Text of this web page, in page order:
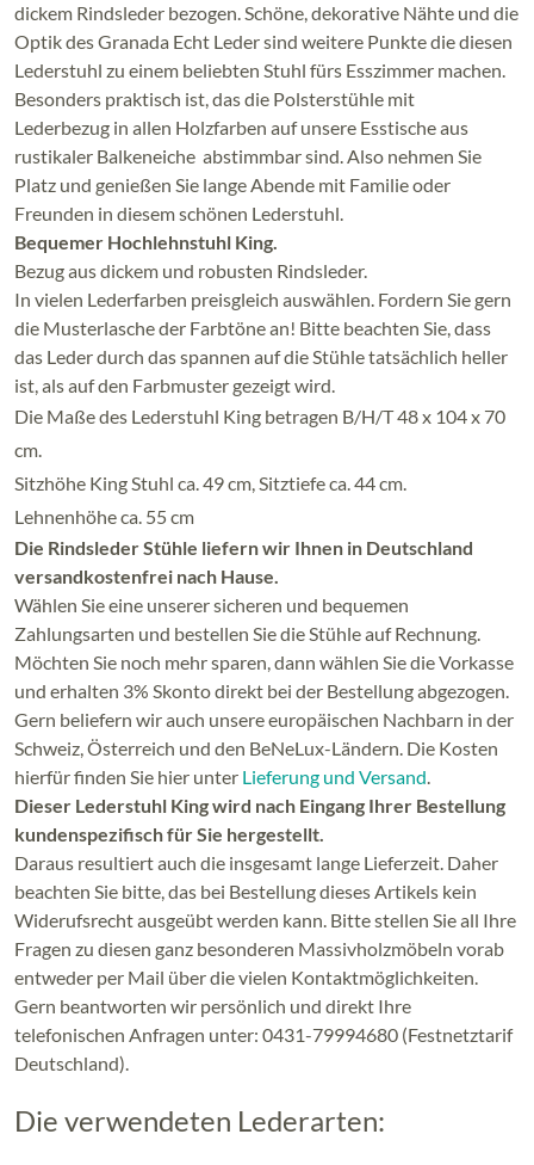
dickem Rindsleder bezogen. Schöne, dekorative Nähte und die
Optik des Granada Echt Leder sind weitere Punkte die diesen
Lederstuhl zu einem beliebten Stuhl fürs Esszimmer machen.
Besonders praktisch ist, das die Polsterstühle mit
Lederbezug in allen Holzfarben auf unsere Esstische aus
rustikaler Balkeneiche abstimmbar sind. Also nehmen Sie
Platz und genießen Sie lange Abende mit Familie oder
Freunden in diesem schönen Lederstuhl.
Bequemer Hochlehnstuhl King.
Bezug aus dickem und robusten Rindsleder.
In vielen Lederfarben preisgleich auswählen. Fordern Sie gern
die Musterlasche der Farbtöne an! Bitte beachten Sie, dass
das Leder durch das spannen auf die Stühle tatsächlich heller
ist, als auf den Farbmuster gezeigt wird.
Die Maße des Lederstuhl King betragen B/H/T 48 x 104 x 70
cm.
Sitzhöhe King Stuhl ca. 49 cm, Sitztiefe ca. 44 cm.
Lehnenhöhe ca. 55 cm
Die Rindsleder Stühle liefern wir Ihnen in Deutschland
versandkostenfrei nach Hause.
Wählen Sie eine unserer sicheren und bequemen
Zahlungsarten und bestellen Sie die Stühle auf Rechnung.
Möchten Sie noch mehr sparen, dann wählen Sie die Vorkasse
und erhalten 3% Skonto direkt bei der Bestellung abgezogen.
Gern beliefern wir auch unsere europäischen Nachbarn in der
Schweiz, Österreich und den BeNeLux-Ländern. Die Kosten
hierfür finden Sie hier unter Lieferung und Versand.
Dieser Lederstuhl King wird nach Eingang Ihrer Bestellung
kundenspezifisch für Sie hergestellt.
Daraus resultiert auch die insgesamt lange Lieferzeit. Daher
beachten Sie bitte, das bei Bestellung dieses Artikels kein
Widerufsrecht ausgeübt werden kann. Bitte stellen Sie all Ihre
Fragen zu diesen ganz besonderen Massivholzmöbeln vorab
entweder per Mail über die vielen Kontaktmöglichkeiten.
Gern beantworten wir persönlich und direkt Ihre
telefonischen Anfragen unter: 0431-79994680 (Festnetztarif
Deutschland).
Die verwendeten Lederarten: